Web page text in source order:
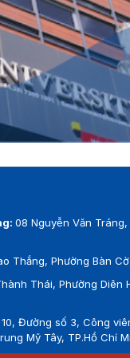
08 Nguyễn Văn Tráng,
Thắng, Phường Bàn
Thái, Phường Diên
Đường số 3, Công
Mỹ Tây, TP.Hồ Chí